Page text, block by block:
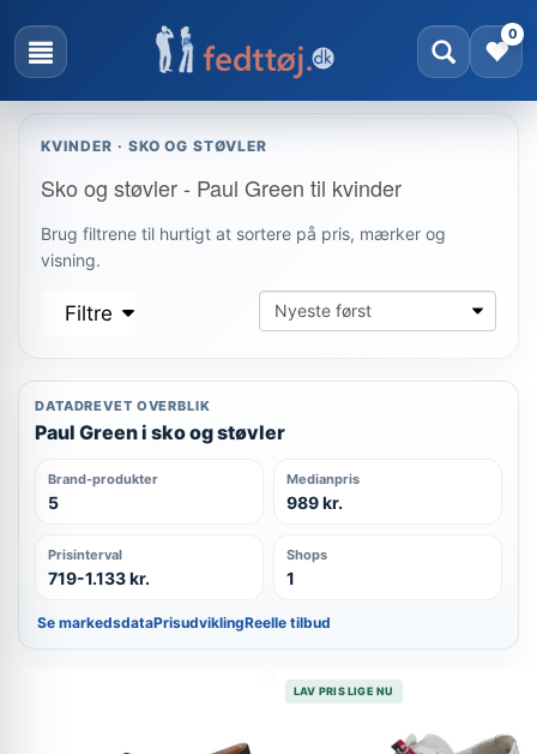
0
KVINDER · SKO OG STØVLER
Sko og støvler - Paul Green til kvinder
Brug filtrene til hurtigt at sortere på pris, mærker og
visning.
Filtre
DATADREVET OVERBLIK
Paul Green i sko og støvler
Brand-produkter
5
Medianpris
989 kr.
Prisinterval
719-1.133 kr.
Shops
1
Se markedsdataPrisudviklingReelle tilbud
LAV PRIS LIGE NU